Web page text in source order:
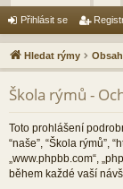
ór
a
Přihlásit se
Hledat rýmy
Škola rýmů -
Toto prohlášení
“naše”, “Škola rýmů”,
„www.phpbb.com“,
během každé vaší